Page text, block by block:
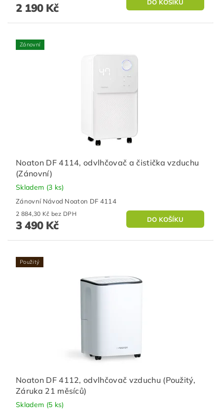
2 190 Kč
Zánovní
Noaton DF 4114, odvlhčovač a čistička vzduchu
(Zánovní)
Skladem (3 ks)
Zánovní Návod Noaton DF 4114
2 884,30 Kč bez DPH
3 490 Kč
Použitý
Noaton DF 4112, odvlhčovač vzduchu (Použitý,
Záruka 21 měsíců)
Skladem (5 ks)